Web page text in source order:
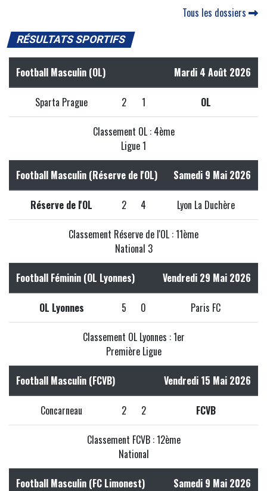
Tous les dossiers
RÉSULTATS SPORTIFS
Football Masculin (OL) Mardi 4 Août 2026
Sparta Prague 2 1 OL
Classement OL : 4ème
Ligue 1
Football Masculin (Réserve de l'OL) Samedi 9 Mai 2026
Réserve de l'OL 2 4 Lyon La Duchère
Classement Réserve de l'OL : 11ème
National 3
Football Féminin (OL Lyonnes) Vendredi 29 Mai 2026
OL Lyonnes 5 0 Paris FC
Classement OL Lyonnes : 1er
Première Ligue
Football Masculin (FCVB) Vendredi 15 Mai 2026
Concarneau 2 2 FCVB
Classement FCVB : 12ème
National
Football Masculin (FC Limonest) Samedi 9 Mai 2026